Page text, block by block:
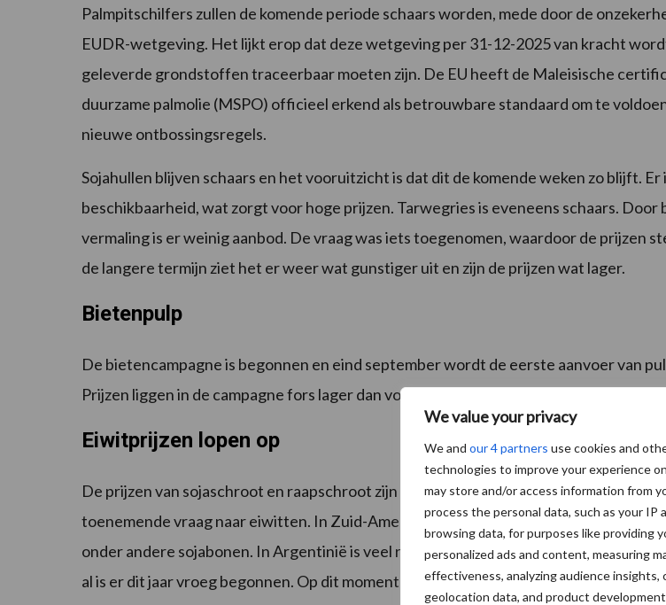
We value your privacy
We and our 4 partners use cookies and
technologies to improve your experience
may store and/or access information from
process the personal data, such as your IP
browsing data, for purposes like providing
personalized ads and content, measuring
effectiveness, analyzing audience insights,
geolocation data, and product
Palmpitschilfers zullen de komende periode schaars worden, mede door de
EUDR-wetgeving. Het lijkt erop dat deze wetgeving per 31-12-2025 van kracht
geleverde grondstoffen traceerbaar moeten zijn. De EU heeft de Maleisische
duurzame palmolie (MSPO) officieel erkend als betrouwbare standaard om te
nieuwe ontbossingsregels.
Sojahullen blijven schaars en het vooruitzicht is dat dit de komende weken zo blijft. Er
beschikbaarheid, wat zorgt voor hoge prijzen. Tarwegries is eveneens schaars. Door
vermaling is er weinig aanbod. De vraag was iets toegenomen, waardoor de prijzen
de langere termijn ziet het er weer wat gunstiger uit en zijn de prijzen wat lager.
Bietenpulp
De bietencampagne is begonnen en eind september wordt de eerste aanvoer van
Prijzen liggen in de campagne fors lager dan vorig jaar.
Eiwitprijzen lopen op
De prijzen van sojaschroot en raapschroot zijn de afgelopen weken gestegen, met
toenemende vraag naar eiwitten. In Zuid-Amerika is men momenteel begonnen met
onder andere sojabonen. In Argentinië is veel regen voorspeld, wat zorgt voor
al is er dit jaar vroeg begonnen. Op dit moment heeft dit nog geen concrete gevolgen.